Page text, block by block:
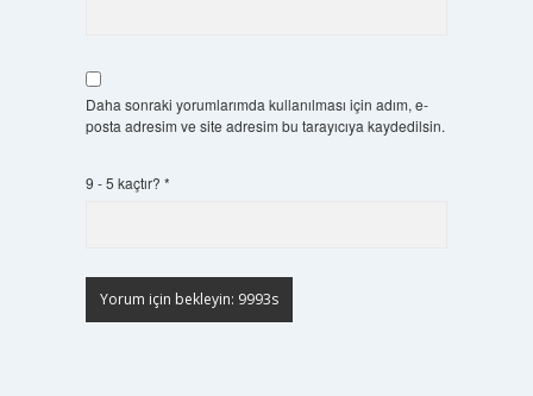
Daha sonraki yorumlarımda kullanılması için adım, e-
posta adresim ve site adresim bu tarayıcıya kaydedilsin.
9 - 5 kaçtır? *